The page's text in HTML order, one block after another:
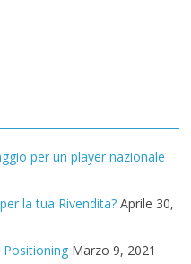
per un player nazionale
la tua Rivendita? Aprile 30,
Positioning Marzo 9, 2021